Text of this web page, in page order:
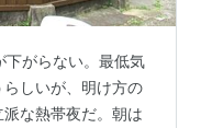
下がらない。最低気
しいが、明け方の
な熱帯夜だ。朝は